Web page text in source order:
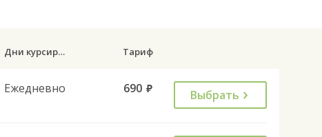
Дни курсирования Тариф
Ежедневно 690 руб. Выбрать